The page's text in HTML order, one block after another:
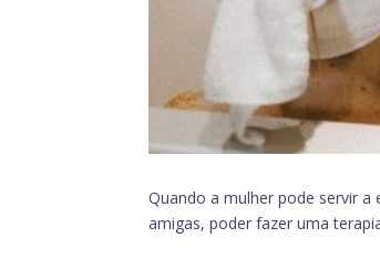
Quando a mulher pode servir
amigas, poder fazer uma